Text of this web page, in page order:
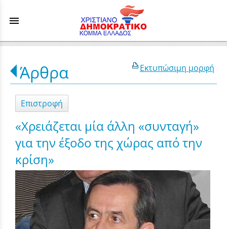
menu
Εκτυπώσιμη μορφή
Άρθρα
Επιστροφή
«Χρειάζεται μία άλλη «συνταγή»
για την έξοδο της χώρας από την
κρίση»